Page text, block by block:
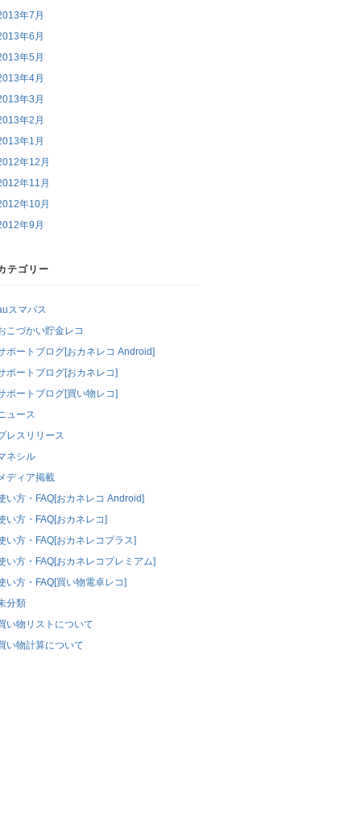
年7月
年6月
年5月
年4月
年3月
年2月
年1月
年12月
年11月
年10月
年9月
テゴリー
スマパス
こづかい貯金レコ
ポートブログ[おカネレコ Android]
ポートブログ[おカネレコ]
ポートブログ[買い物レコ]
ュース
レスリリース
ネシル
ディア掲載
い方・FAQ[おカネレコ Android]
い方・FAQ[おカネレコ]
い方・FAQ[おカネレコプラス]
い方・FAQ[おカネレコプレミアム]
い方・FAQ[買い物電卓レコ]
分類
い物リストについて
い物計算について